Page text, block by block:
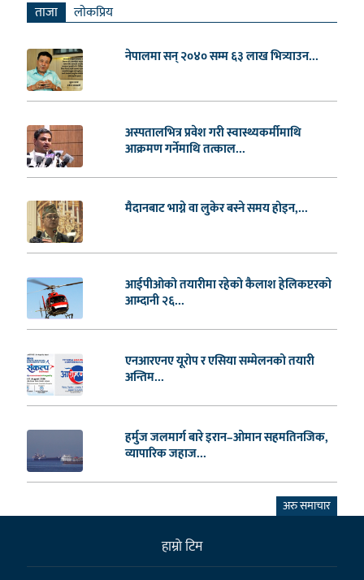
ताजा लाेकप्रिय
नेपालमा सन् २०४० सम्म ६३ लाख भित्र्याउन...
अस्पतालभित्र प्रवेश गरी स्वास्थ्यकर्मीमाथि
आक्रमण गर्नेमाथि तत्काल...
मैदानबाट भाग्ने वा लुकेर बस्ने समय होइन,...
आईपीओको तयारीमा रहेको कैलाश हेलिकप्टरको
आम्दानी २६...
एनआरएनए यूरोप र एसिया सम्मेलनको तयारी
अन्तिम...
हर्मुज जलमार्ग बारे इरान–ओमान सहमतिनजिक,
व्यापारिक जहाज...
अरु समाचार
हाम्राे टिम